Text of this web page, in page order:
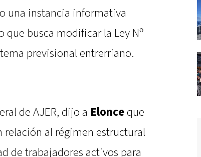
una instancia informativa
busca modificar la Ley Nº
previsional entrerriano.
de AJER, dijo a Elonceque
al régimen estructural
de trabajadores activos para